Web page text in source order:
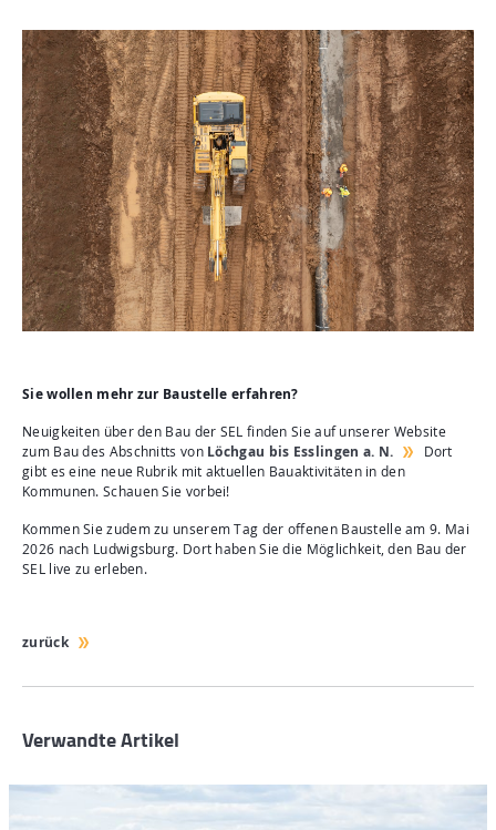
Sie wollen mehr zur Baustelle erfahren?
Neuigkeiten über den Bau der SEL finden Sie auf unserer Website
zum Bau des Abschnitts von Löchgau bis Esslingen a. N.
Dort
gibt es eine neue Rubrik mit aktuellen Bauaktivitäten in den
Kommunen. Schauen Sie vorbei!
Kommen Sie zudem zu unserem Tag der offenen Baustelle am 9. Mai
2026 nach Ludwigsburg. Dort haben Sie die Möglichkeit, den Bau der
SEL live zu erleben.
zurück
Verwandte Artikel